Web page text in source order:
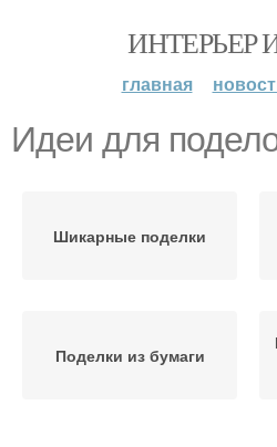
ИНТЕРЬЕР
главная
Идеи для
Шикарные поделки
Поделки из бумаги